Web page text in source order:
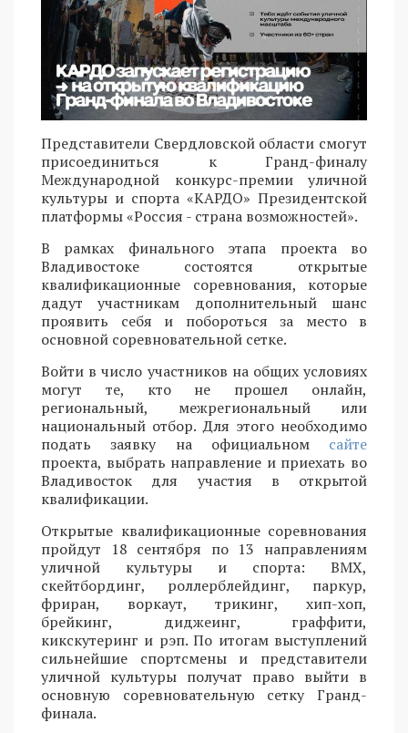
Представители Свердловской области смогут
присоединиться к Гранд-финалу
Международной конкурс-премии уличной
культуры и спорта «КАРДО» Президентской
платформы «Россия - страна возможностей».
В рамках финального этапа проекта во
Владивостоке состоятся открытые
квалификационные соревнования, которые
дадут участникам дополнительный шанс
проявить себя и побороться за место в
основной соревновательной сетке.
Войти в число участников на общих условиях
могут те, кто не прошел онлайн,
региональный, межрегиональный или
национальный отбор. Для этого необходимо
подать заявку на официальном сайте
проекта, выбрать направление и приехать во
Владивосток для участия в открытой
квалификации.
Открытые квалификационные соревнования
пройдут 18 сентября по 13 направлениям
уличной культуры и спорта: BMX,
скейтбординг, роллерблейдинг, паркур,
фриран, воркаут, трикинг, хип-хоп,
брейкинг, диджеинг, граффити,
кикскутеринг и рэп. По итогам выступлений
сильнейшие спортсмены и представители
уличной культуры получат право выйти в
основную соревновательную сетку Гранд-
финала.